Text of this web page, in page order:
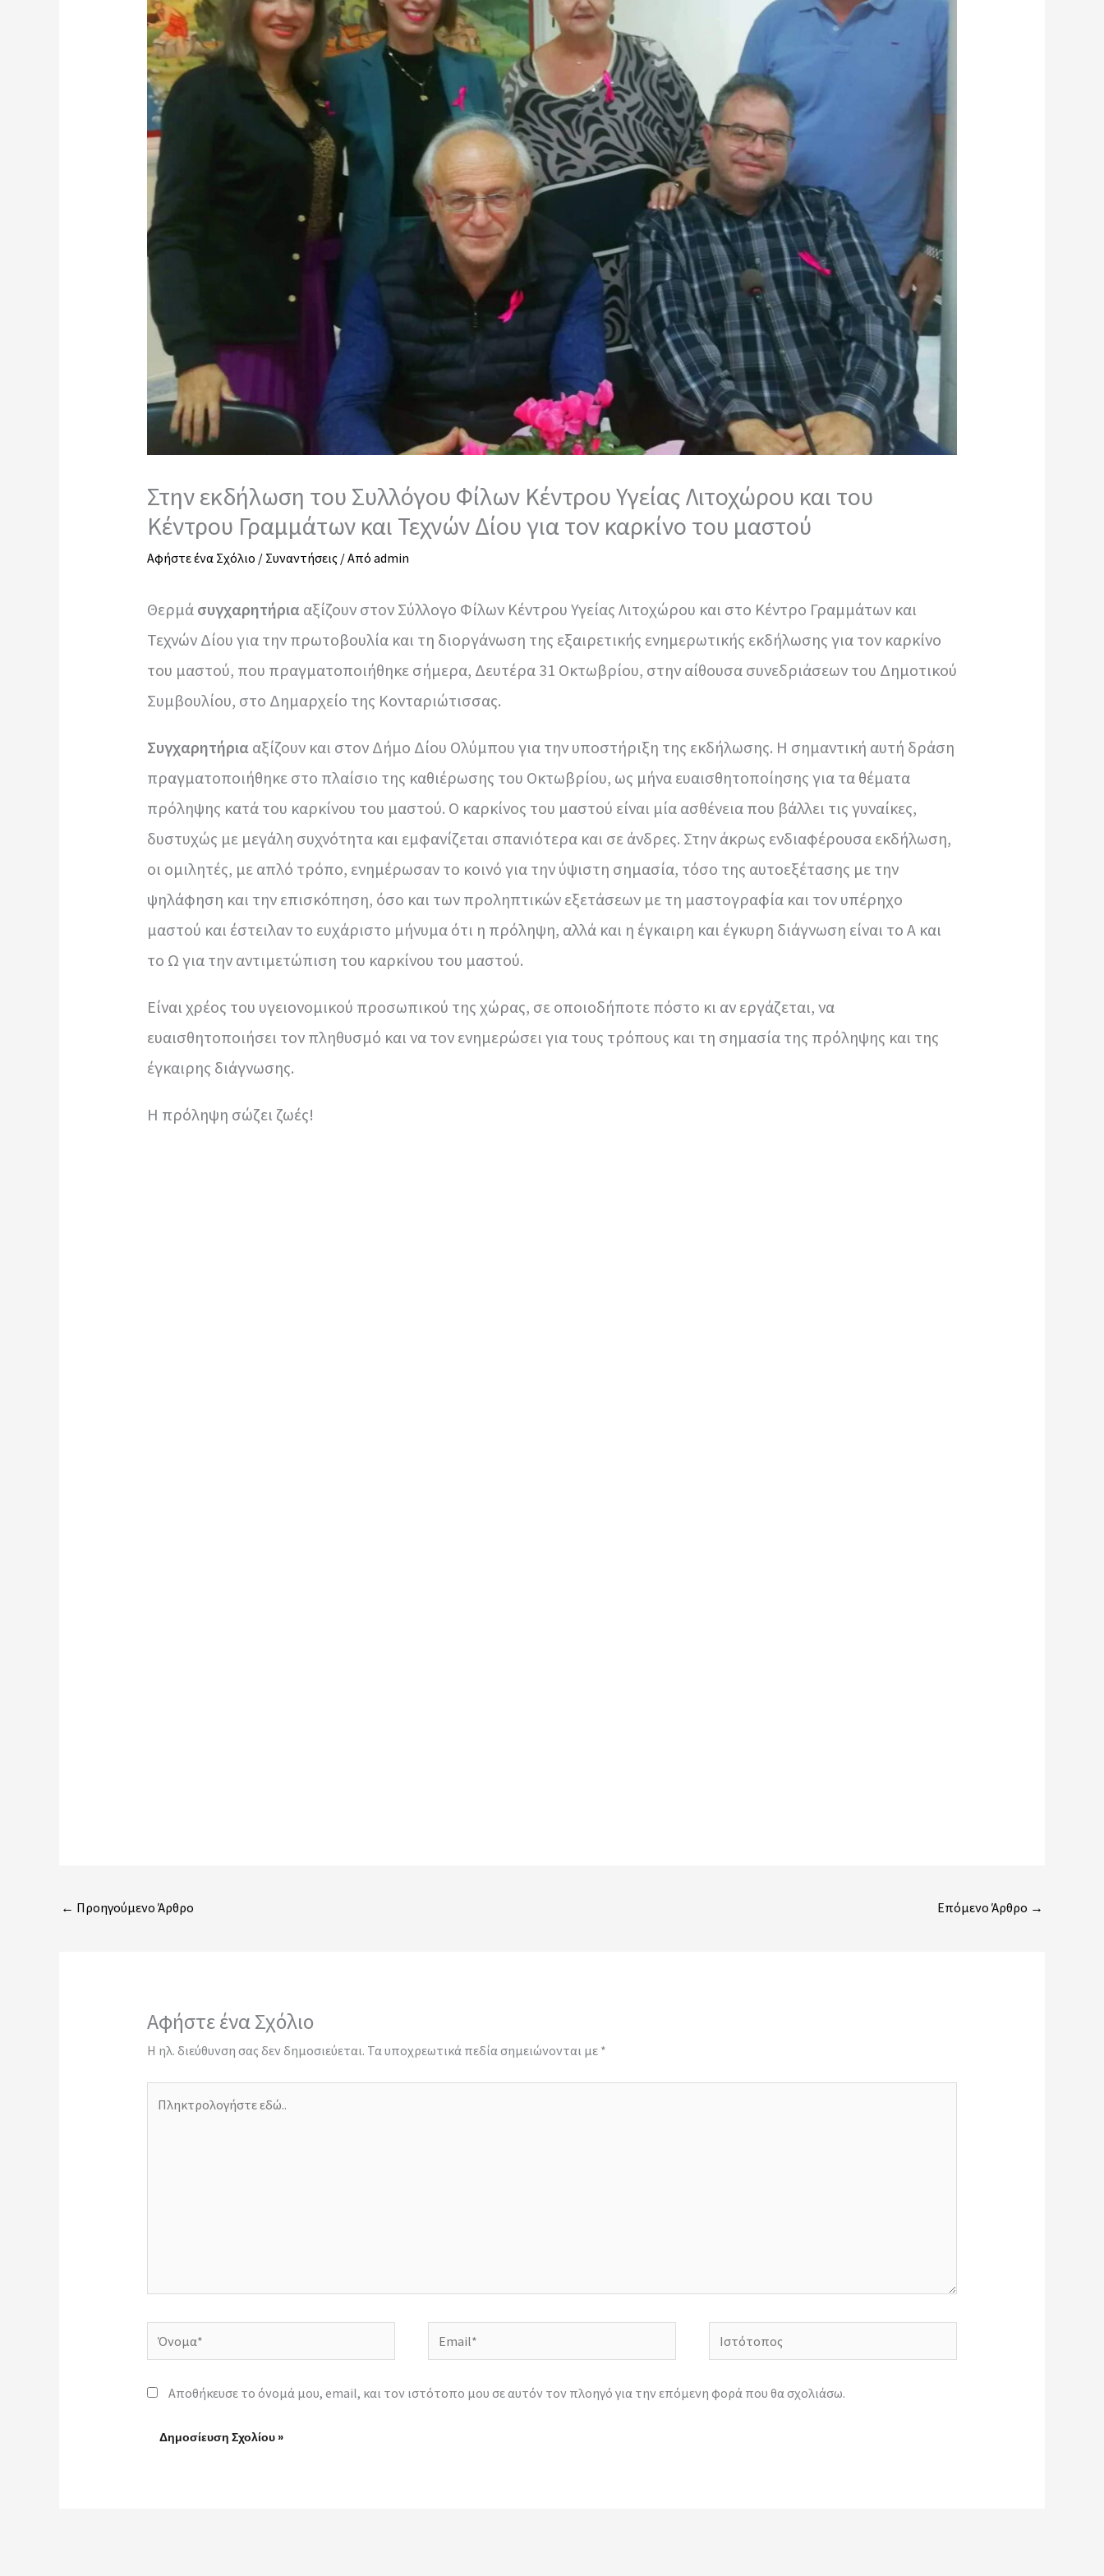
Στην εκδήλωση του Συλλόγου Φίλων Κέντρου Υγείας Λιτοχώρου και του
Κέντρου Γραμμάτων και Τεχνών Δίου για τον καρκίνο του μαστού
Αφήστε ένα Σχόλιο / Συναντήσεις/ Από admin
Θερμά συγχαρητήριααξίζουν στον Σύλλογο Φίλων Κέντρου Υγείας Λιτοχώρου και στο Κέντρο Γραμμάτων και
Τεχνών Δίου για την πρωτοβουλία και τη διοργάνωση της εξαιρετικής ενημερωτικής εκδήλωσης για τον καρκίνο
του μαστού, που πραγματοποιήθηκε σήμερα, Δευτέρα 31 Οκτωβρίου, στην αίθουσα συνεδριάσεων του Δημοτικού
Συμβουλίου, στο Δημαρχείο της Κονταριώτισσας.
Συγχαρητήριααξίζουν και στον Δήμο Δίου Ολύμπου για την υποστήριξη της εκδήλωσης. Η σημαντική αυτή δράση
πραγματοποιήθηκε στο πλαίσιο της καθιέρωσης του Οκτωβρίου, ως μήνα ευαισθητοποίησης για τα θέματα
πρόληψης κατά του καρκίνου του μαστού. Ο καρκίνος του μαστού είναι μία ασθένεια που βάλλει τις γυναίκες,
δυστυχώς με μεγάλη συχνότητα και εμφανίζεται σπανιότερα και σε άνδρες. Στην άκρως ενδιαφέρουσα εκδήλωση,
οι ομιλητές, με απλό τρόπο, ενημέρωσαν το κοινό για την ύψιστη σημασία, τόσο της αυτοεξέτασης με την
ψηλάφηση και την επισκόπηση, όσο και των προληπτικών εξετάσεων με τη μαστογραφία και τον υπέρηχο
μαστού και έστειλαν το ευχάριστο μήνυμα ότι η πρόληψη, αλλά και η έγκαιρη και έγκυρη διάγνωση είναι το Α και
το Ω για την αντιμετώπιση του καρκίνου του μαστού.
Είναι χρέος του υγειονομικού προσωπικού της χώρας, σε οποιοδήποτε πόστο κι αν εργάζεται, να
ευαισθητοποιήσει τον πληθυσμό και να τον ενημερώσει για τους τρόπους και τη σημασία της πρόληψης και της
έγκαιρης διάγνωσης.
Η πρόληψη σώζει ζωές!
← Προηγούμενο Άρθρο Επόμενο Άρθρο →
Αφήστε ένα Σχόλιο
Η ηλ. διεύθυνση σας δεν δημοσιεύεται. Τα υποχρεωτικά πεδία σημειώνονται με *
Όνομα* Email* Ιστότοπος
Αποθήκευσε το όνομά μου, email, και τον ιστότοπο μου σε αυτόν τον πλοηγό για την επόμενη φορά που θα σχολιάσω.